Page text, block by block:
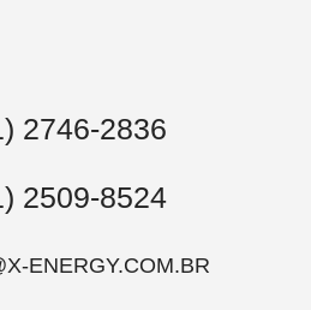
2746-2836
2509-8524
ENERGY.COM.BR